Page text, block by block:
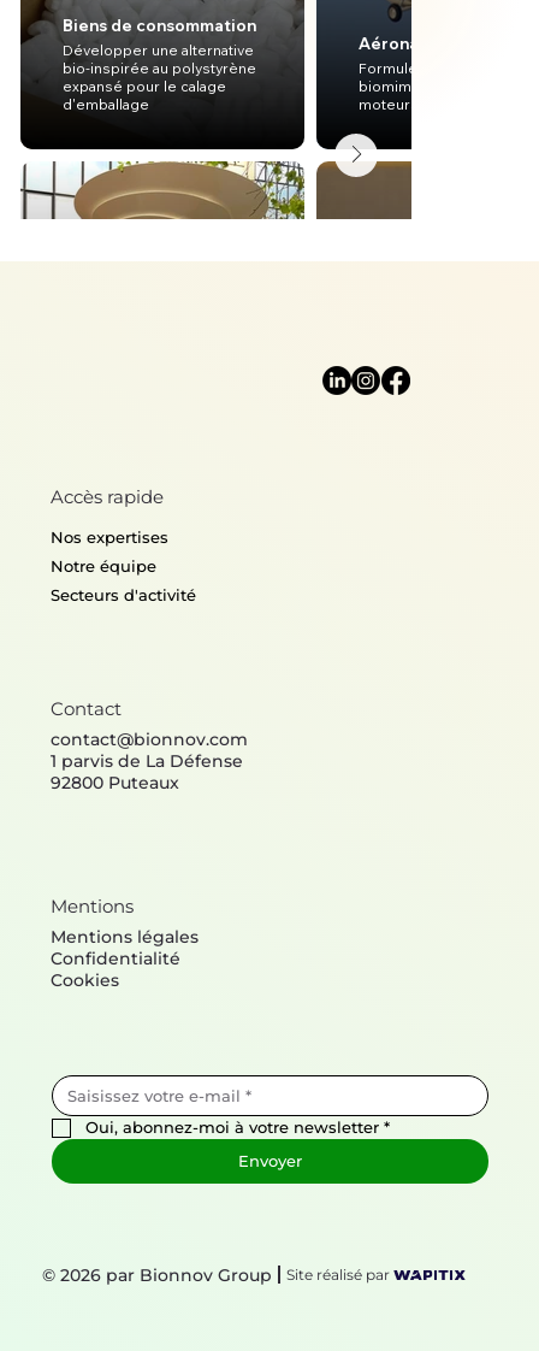
Biens de consommation
Développer une alternative
bio-inspirée au polystyrène
expansé pour le calage
d'emballage
du confort thermique
Aéronautique
Formuler des pré-
biomimétiques pour les
moteurs d'hélicoptères
© 2026 par Bionnov Group Site réalisé par
Oui, abonnez-moi à votre newsletter *
Envoyer
Accès rapide
Nos expertises
Notre équipe
Secteurs d'activité
Contact
contact@bionnov.com
1 parvis de La Défense
92800 Puteaux
Mentions
Mentions légales
Confidentialité
Cookies